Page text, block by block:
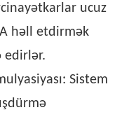
ucuz
həll etdirmək
edirlər.
Sistem